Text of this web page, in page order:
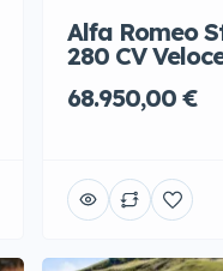
Alfa Romeo
280 CV
68.950,00 €